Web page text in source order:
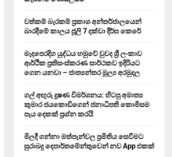
:
H
වත්කම් බැරකම් ප්‍රකාශ අන්තර්ජාලයෙන්
බාරදීමේ කාලය ජූලි 7 දක්වා දීර්ඝ කෙරේ
මැදපෙරදිග යුද්ධය හමුවේ වුවද ශ්‍රී ලංකාව
ආර්ථික ප්‍රතිසංස්කරණ සාර්ථකව ඉදිරියට
ගෙන යනවා – ජාත්‍යන්තර මූල්‍ය අරමුදල
ගල් අඟුරු දූෂණ විමර්ශනය: හිටපු අමාත්‍ය
කුමාර ජයකොඩිගෙන් ජනාධිපති කොමිසම
පැය දෙකක් ප්‍රශ්න කරයි
මිලදී ගන්නා මත්පැන්වල ප්‍රමිතිය සෙවීමට
සුරාබදු දෙපාර්තමේන්තුවෙන් නව App එකක්